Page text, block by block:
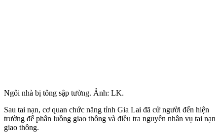
Ngôi nhà bị tông sập tường. Ảnh: LK.
Sau tai nạn, cơ quan chức năng tỉnh Gia Lai đã cử người đến hiện
trường để phân luồng giao thông và điều tra nguyên nhân vụ tai nạn
giao thông.